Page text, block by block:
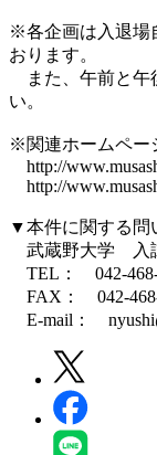
※各企画は入退場
おります。
また、午前と午
い。
※関連ホームペー
http://
http://
▼本件に関する問
武蔵野大学 入
TEL： 042-468-
FAX： 042-
E-mail：